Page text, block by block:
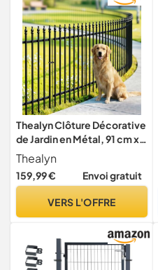
Thealyn Clôture Décorative
de Jardin en Métal, 91 cm x
71 cm, 4 Panneaux + 1 Porte,
3.5 m Longueur Totale, pour
Parterre de Fleurs
Thealyn
159,99 € Envoi gratuit
VERS L'OFFRE